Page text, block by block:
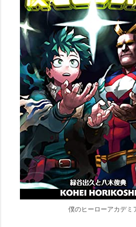
僕のヒーローアカデミ